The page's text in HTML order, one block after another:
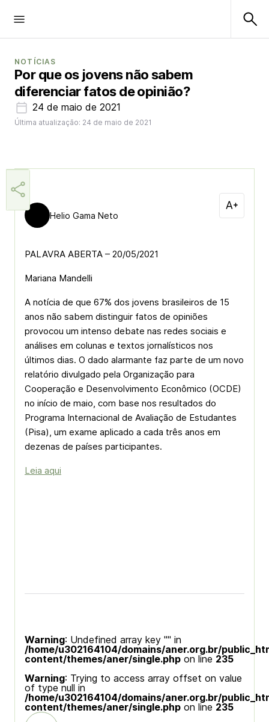
NOTÍCIAS
Por que os jovens não sabem
diferenciar fatos de opinião?
24 de maio de 2021
Última atualização: 24 de maio de 2021
Helio Gama Neto
PALAVRA ABERTA – 20/05/2021
Mariana Mandelli
A notícia de que 67% dos jovens brasileiros de 15
anos não sabem distinguir fatos de opiniões
provocou um intenso debate nas redes sociais e
análises em colunas e textos jornalísticos nos
últimos dias. O dado alarmante faz parte de um novo
relatório divulgado pela Organização para
Cooperação e Desenvolvimento Econômico (OCDE)
no início de maio, com base nos resultados do
Programa Internacional de Avaliação de Estudantes
(Pisa), um exame aplicado a cada três anos em
dezenas de países participantes.
Leia aqui
Warning: Undefined array key "" in
/home/u302164104/domains/aner.org.br/
content/themes/aner/single.php on line 235
Warning: Trying to access array offset on value
of type null in
/home/u302164104/domains/aner.org.br/
content/themes/aner/single.php on line 235